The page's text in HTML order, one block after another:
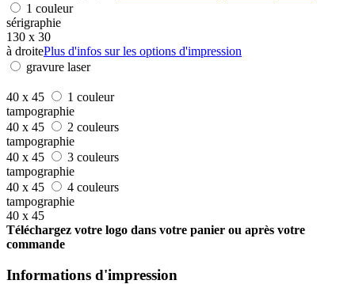
1 couleur
sérigraphie
130 x 30
à droitePlus d'infos sur les options d'impression
gravure laser
40 x 45
1 couleur
tampographie
40 x 45
2 couleurs
tampographie
40 x 45
3 couleurs
tampographie
40 x 45
4 couleurs
tampographie
40 x 45
Téléchargez votre logo dans votre panier ou après votre
commande
Informations d'impression